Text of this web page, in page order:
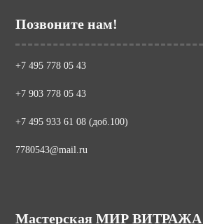
Позвоните нам!
+7 495 778 05 43
+7 903 778 05 43
+7 495 933 61 08 (доб.100)
7780543@mail.ru
Мастерская МИР ВИТРАЖА